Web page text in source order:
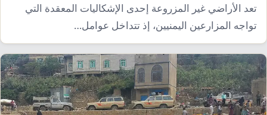
تعد الأراضي غير المزروعة إحدى الإشكاليات المعقدة التي
تواجه المزارعين اليمنيين، إذ تتداخل عوامل…